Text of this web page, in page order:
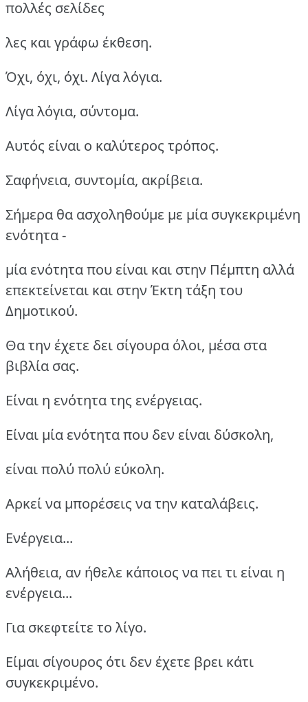
πολλές σελίδες
λες και γράφω έκθεση.
Όχι, όχι, όχι. Λίγα λόγια.
Λίγα λόγια, σύντομα.
Αυτός είναι ο καλύτερος τρόπος.
Σαφήνεια, συντομία, ακρίβεια.
Σήμερα θα ασχοληθούμε με μία συγκεκριμένη
ενότητα -
μία ενότητα που είναι και στην Πέμπτη αλλά
επεκτείνεται και στην Έκτη τάξη του
Δημοτικού.
Θα την έχετε δει σίγουρα όλοι, μέσα στα
βιβλία σας.
Είναι η ενότητα της ενέργειας.
Είναι μία ενότητα που δεν είναι δύσκολη,
είναι πολύ πολύ εύκολη.
Αρκεί να μπορέσεις να την καταλάβεις.
Ενέργεια...
Αλήθεια, αν ήθελε κάποιος να πει τι είναι η
ενέργεια...
Για σκεφτείτε το λίγο.
Είμαι σίγουρος ότι δεν έχετε βρει κάτι
συγκεκριμένο.